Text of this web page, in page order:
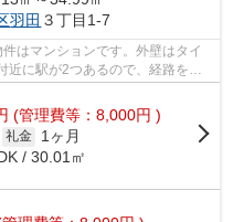
羽田 ３丁目1-7
はマンションです。外壁はタイ
近に駅が2つあるので、経路を用
(管理費等：8,000円 )
礼金
1ヶ月
/ 30.01㎡